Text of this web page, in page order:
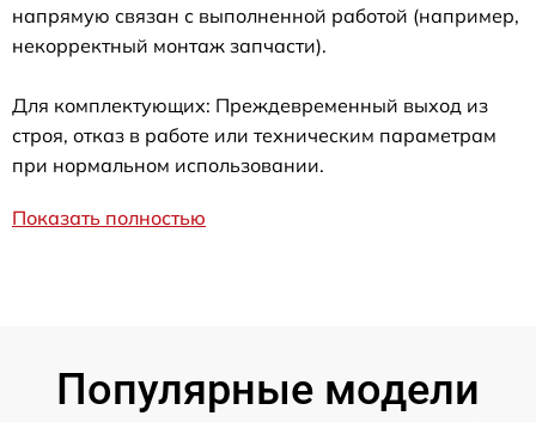
напрямую связан с выполненной работой (например,
некорректный монтаж запчасти).
Для комплектующих: Преждевременный выход из
строя, отказ в работе или техническим параметрам
при нормальном использовании.
Показать полностью
Популярные модели